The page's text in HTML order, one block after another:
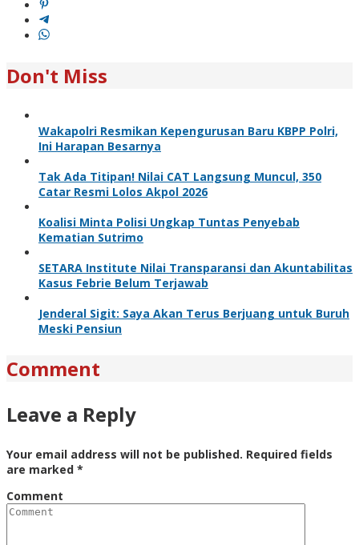
Don't Miss
Wakapolri Resmikan Kepengurusan Baru KBPP Polri,
Ini Harapan Besarnya
Tak Ada Titipan! Nilai CAT Langsung Muncul, 350
Catar Resmi Lolos Akpol 2026
Koalisi Minta Polisi Ungkap Tuntas Penyebab
Kematian Sutrimo
SETARA Institute Nilai Transparansi dan Akuntabilitas
Kasus Febrie Belum Terjawab
Jenderal Sigit: Saya Akan Terus Berjuang untuk Buruh
Meski Pensiun
Comment
Leave a Reply
Your email address will not be published. Required fields
are marked *
Comment